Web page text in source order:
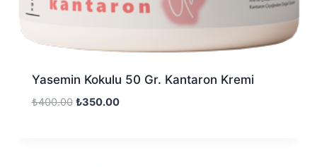
Yasemin Kokulu 50 Gr. Kantaron Kremi
₺400.00 ₺350.00